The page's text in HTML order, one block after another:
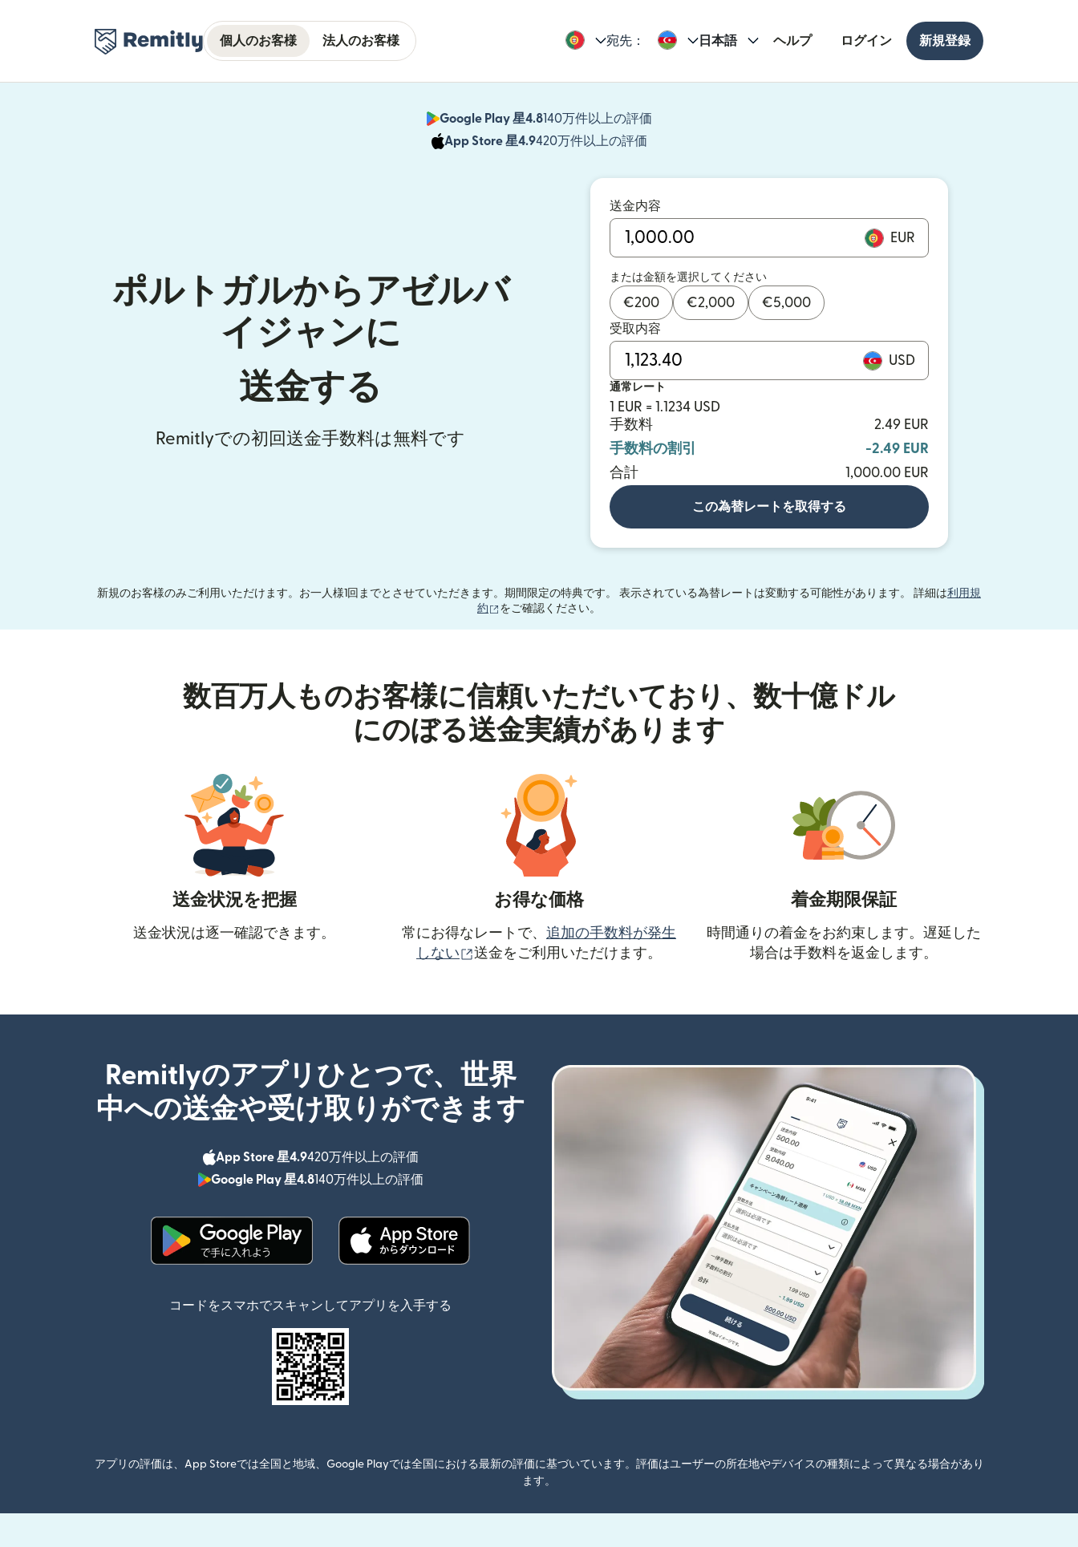
個人のお客様 法人のお客様 宛先： 日本語 ヘルプ ログイン 新規登録
Google Play 星4.8140万件以上の評価
（別ウィンドウで開きます）
App Store 星4.9420万件以上の評価
（別ウィンドウで開きます）
ポルトガルからアゼルバ
イジャンに
送金する
Remitlyでの初回送金手数料は無料です
送金内容
EUR
または金額を選択してください
€200 €2,000 €5,000
受取内容
USD
通常レート
1 EUR = 1.1234 USD
手数料
2.49 EUR
手数料の割引
-2.49 EUR
合計
1,000.00 EUR
この為替レートを取得する
新規のお客様のみご利用いただけます。お一人様1回までとさせていただきます。期間限定の特典です。 表示されている為替レートは変動する可能性があります。 詳細は利用規
約
（別ウィンドウで開きます）
をご確認ください。
数百万人ものお客様に信頼いただいており、数十億ドル
にのぼる送金実績があります
送金状況を把握
送金状況は逐一確認できます。
お得な価格
常にお得なレートで、 追加の手数料が発生
しない
（別ウィンドウで開きます）
送金をご利用いただけます。
着金期限保証
時間通りの着金をお約束します。遅延した
場合は手数料を返金します。
Remitlyのアプリひとつで、世界
中への送金や受け取りができます
App Store 星4.9420万件以上の評価
（別ウィンドウで開きます）
Google Play 星4.8140万件以上の評価
（別ウィンドウで開きます）
コードをスマホでスキャンしてアプリを入手する
アプリの評価は、App Storeでは全国と地域、Google Playでは全国における最新の評価に基づいています。評価はユーザーの所在地やデバイスの種類によって異なる場合があり
ます。